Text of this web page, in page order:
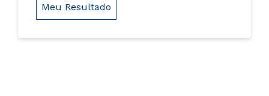
Meu Resultado